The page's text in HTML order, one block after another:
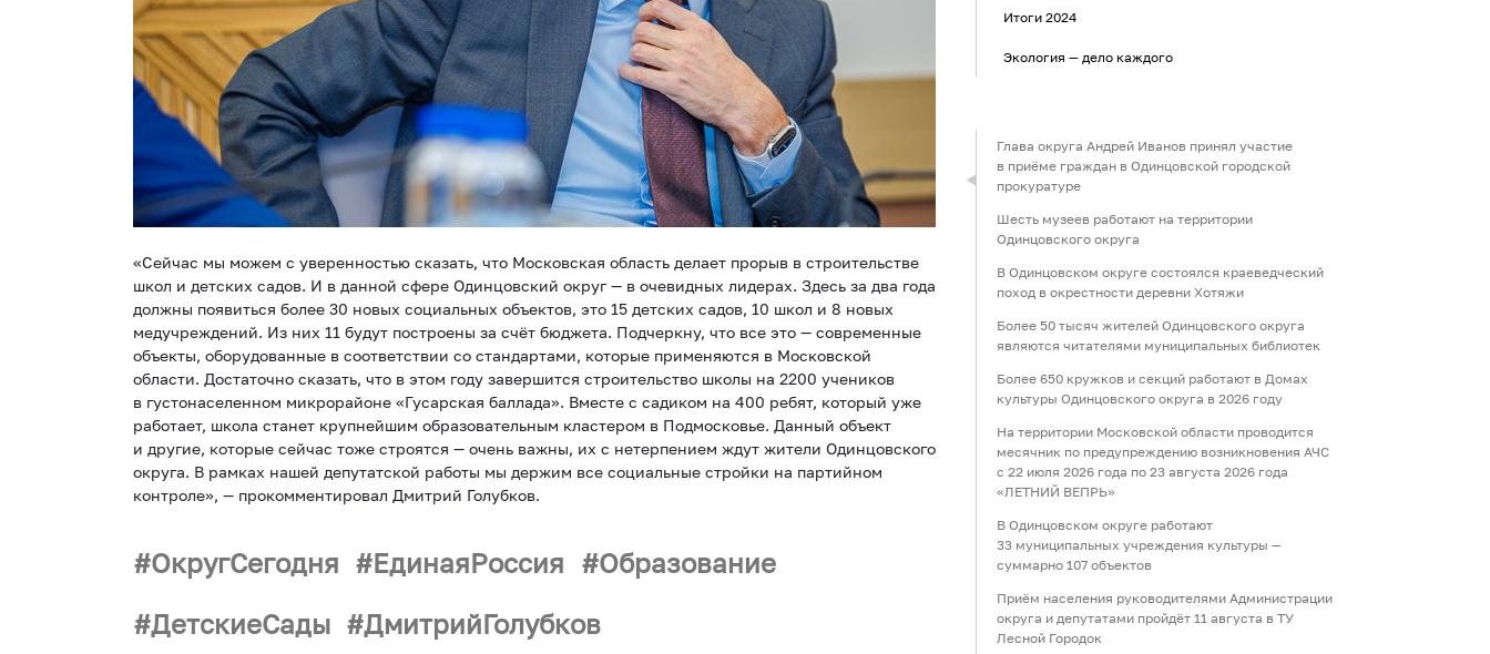
«Сейчас мы можем с уверенностью сказать, что Московская область делает прорыв в строительстве
школ и детских садов. И в данной сфере Одинцовский округ — в очевидных лидерах. Здесь за два года
должны появиться более 30 новых социальных объектов, это 15 детских садов, 10 школ и 8 новых
медучреждений. Из них 11 будут построены за счёт бюджета. Подчеркну, что все это — современные
объекты, оборудованные в соответствии со стандартами, которые применяются в Московской
области. Достаточно сказать, что в этом году завершится строительство школы на 2200 учеников
в густонаселенном микрорайоне «Гусарская баллада». Вместе с садиком на 400 ребят, который уже
работает, школа станет крупнейшим образовательным кластером в Подмосковье. Данный объект
и другие, которые сейчас тоже строятся — очень важны, их с нетерпением ждут жители Одинцовского
округа. В рамках нашей депутатской работы мы держим все социальные стройки на партийном
контроле», — прокомментировал Дмитрий Голубков.
ОкругСегодня ЕдинаяРоссия
Образование
ДетскиеСады
ДмитрийГолубков
Итоги 2024
Экология — дело каждого
Глава округа Андрей Иванов принял участие
в приёме граждан в Одинцовской городской
прокуратуре
Шесть музеев работают на территории
Одинцовского округа
В Одинцовском округе состоялся краеведческий
поход в окрестности деревни Хотяжи
Более 50 тысяч жителей Одинцовского округа
являются читателями муниципальных библиотек
Более 650 кружков и секций работают в Домах
культуры Одинцовского округа в 2026 году
На территории Московской области проводится
месячник по предупреждению возникновения АЧС
с 22 июля 2026 года по 23 августа 2026 года
«ЛЕТНИЙ ВЕПРЬ»
В Одинцовском округе работают
33 муниципальных учреждения культуры —
суммарно 107 объектов
Приём населения руководителями Администрации
округа и депутатами пройдёт 11 августа в ТУ
Лесной Городок